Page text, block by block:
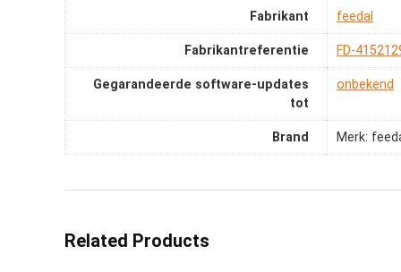
Fabrikant ‎feedal
Fabrikantreferentie ‎FD-
Gegarandeerde software-updates
tot
‎onbekend
Brand Merk:
Related Products